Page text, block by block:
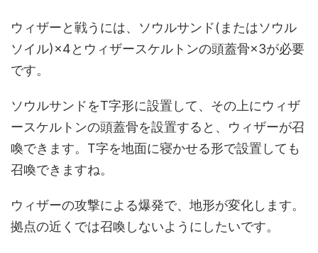
ウィザーと戦うには、ソウルサンド(またはソウル
ソイル)×4とウィザースケルトンの頭蓋骨×3が必要
です。
ソウルサンドをT字形に設置して、その上にウィザ
ースケルトンの頭蓋骨を設置すると、ウィザーが召
喚できます。T字を地面に寝かせる形で設置しても
召喚できますね。
ウィザーの攻撃による爆発で、地形が変化します。
拠点の近くでは召喚しないようにしたいです。